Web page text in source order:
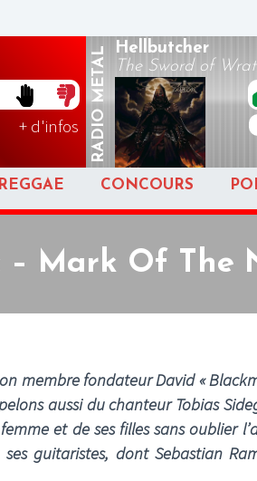
+ d'infos RADIO
METAL Hellbutcher
The Sword of
REGGAE CONCOURS
– Mark Of The
membre fondateur David «
aussi du chanteur Tobias
et de ses filles sans oublier
guitaristes, dont Sebastian